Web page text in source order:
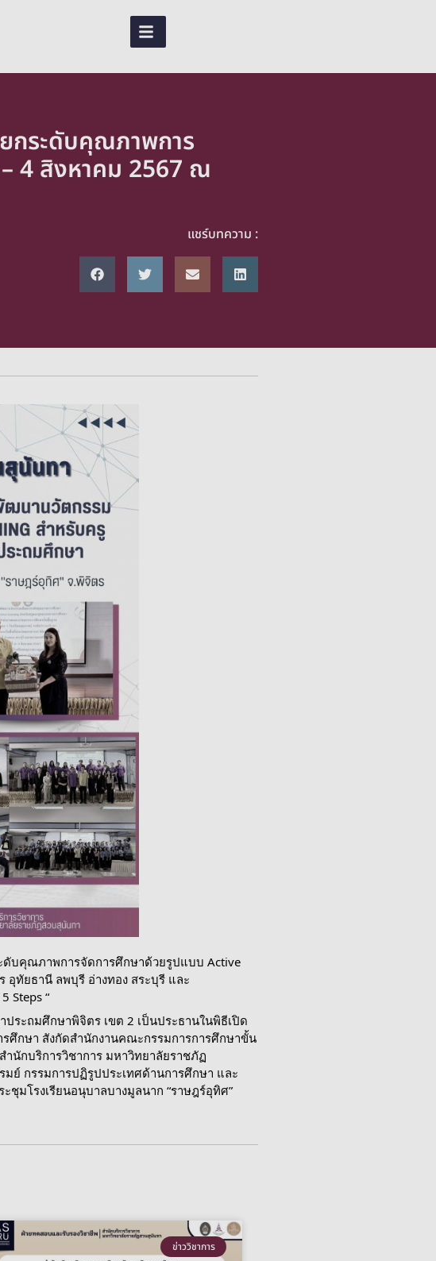
กระดับคุณภาพการ
4 สิงหาคม 2567 ณ
แชร์บทความ :
บคุณภาพการจัดการศึกษาด้วยรูปแบบ Active
อุทัยธานี ลพบุรี อ่างทอง สระบุรี และ
Steps “
ระถมศึกษาพิจิตร เขต 2 เป็นประธานในพิธีเปิด
ศึกษา สังกัดสำนักงานคณะกรรมการการศึกษาขั้น
ำนักบริการวิชาการ มหาวิทยาลัยราชภัฏ
ย์ กรรมการปฏิรูปประเทศด้านการศึกษา และ
มโรงเรียนอนุบาลบางมูลนาก “ราษฎร์อุทิศ”
ข่าววิชาการ